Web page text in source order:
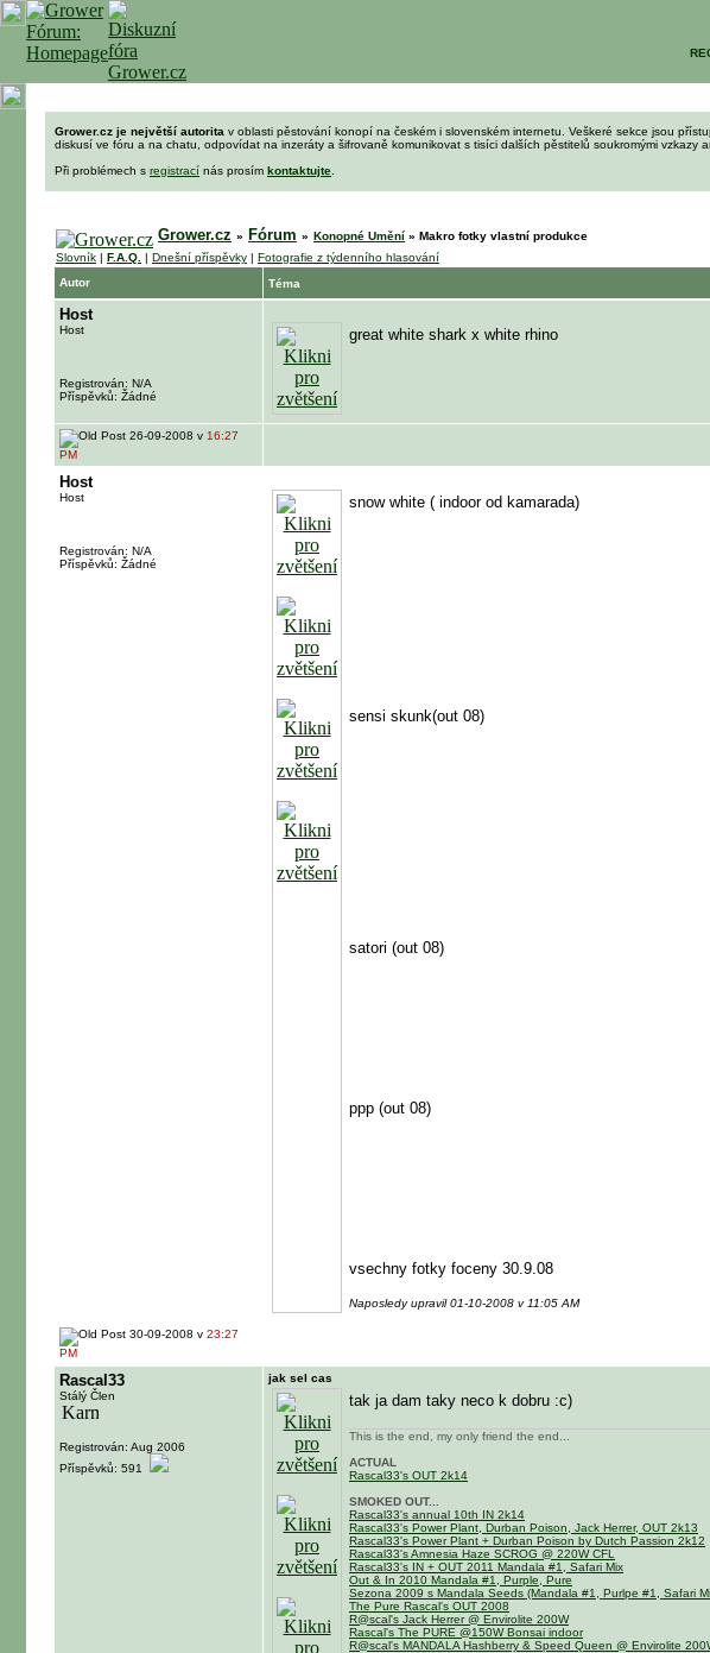
Grower.cz je největší autorita v oblasti pěstování konopí na českém i slovenském internetu. Veškeré sekce jsou
diskusí ve fóru a na chatu, odpovídat na inzeráty a šifrovaně komunikovat s tisíci dalších pěstitelů soukromými vzkazy
Při problémech s registrací nás prosím kontaktujte
Grower.cz » Fórum » Konopné Umění » Makro fotky vlastní produkce
Slovník | F.A.Q. | Dnešní příspěvky | Fotografie z týdenního hlasování
Autor
Téma
Host
Host
Registrován: N/A
Příspěvků: Žádné
great white shark x white rhino
26-09-2008 v 16:27
PM
Host
Host
Registrován: N/A
Příspěvků: Žádné
snow white ( indoor od kamarada)
sensi skunk(out 08)
satori (out 08)
ppp (out 08)
vsechny fotky foceny 30.9.08
Naposledy upravil 01-10-2008 v 11:05 AM
30-09-2008 v 23:27
PM
Rascal33
Stálý Člen
Registrován: Aug 2006
Příspěvků: 591
jak sel cas
tak ja dam taky neco k dobru :c)
This is the end, my only friend the end...
ACTUAL
Rascal33's OUT 2k14
SMOKED OUT...
Rascal33's annual 10th IN 2k14
Rascal33's Power Plant, Durban Poison, Jack Herrer, OUT 2k13
Rascal33's Power Plant + Durban Poison by Dutch Passion 2k12
Rascal33's Amnesia Haze SCROG @ 220W CFL
Rascal33's IN + OUT 2011 Mandala #1, Safari Mix
Out & In 2010 Mandala #1, Purple, Pure
Sezona 2009 s Mandala Seeds (Mandala #1, Purlpe #1, Safari
The Pure Rascal's OUT 2008
R@scal's Jack Herrer @ Envirolite 200W
Rascal's The PURE @150W Bonsai indoor
R@scal's MANDALA Hashberry & Speed Queen @ Envirolite